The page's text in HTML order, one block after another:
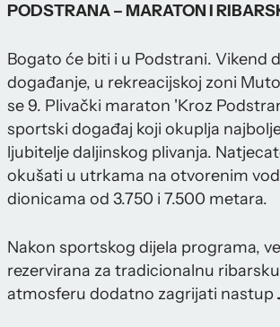
PODSTRANA – MARATON I
Bogato će biti i u Podstrani. Vikend
događanje, u rekreacijskoj zoni
se 9. Plivački maraton 'Kroz
sportski događaj koji okuplja
ljubitelje daljinskog plivanja.
okušati u utrkama na otvorenim
dionicama od 3.750 i 7.500 metara.
Nakon sportskog dijela programa,
rezervirana za tradicionalnu
atmosferu dodatno zagrijati nastup